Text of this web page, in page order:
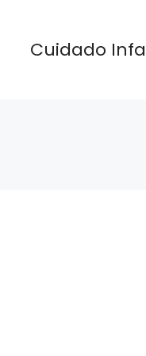
Cuidado